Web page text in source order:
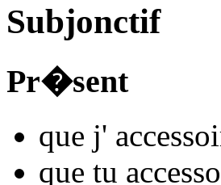
Subjonctif
Pr�sent
que j'
que tu